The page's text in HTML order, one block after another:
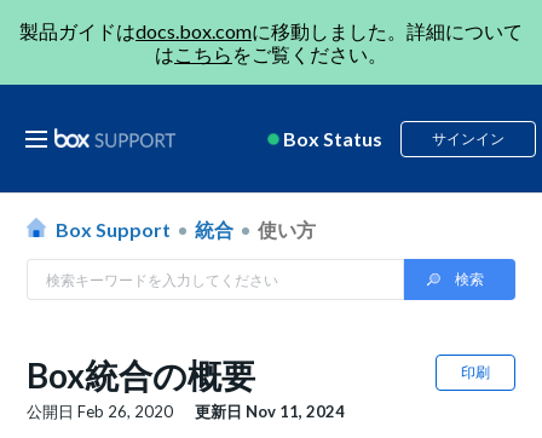
製品ガイドはdocs.box.comに移動しました。詳細について
はこちら をご覧ください。
Box Status サインイン
Box Support 統合 使い方
印刷
Box統合の概要
公開日Feb 26, 2020 更新日 Nov 11, 2024